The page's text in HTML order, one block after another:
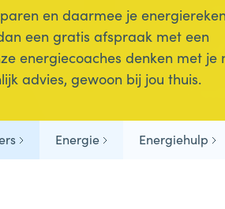
en daarmee je
een gratis afspraak met een
energiecoaches denken met je
advies, gewoon bij jou thuis.
Energie Energiehulp